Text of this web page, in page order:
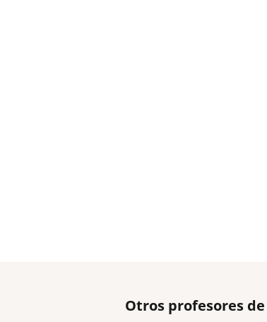
Otros profesores